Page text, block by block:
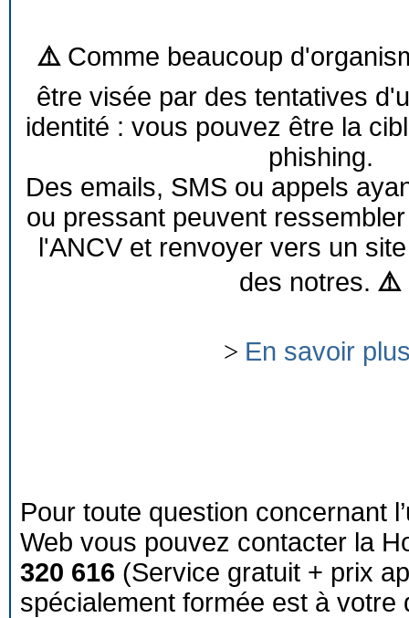
⚠️ Comme beaucoup
être visée par des tentatives
identité : vous pouvez être la
phishing.
Des emails, SMS ou appels
ou pressant peuvent
l'ANCV et renvoyer vers un
des notres. ⚠️
> En savoir
Pour toute question concernant
Web vous pouvez contacter la
320 616 (Service gratuit + prix
spécialement formée est à votre